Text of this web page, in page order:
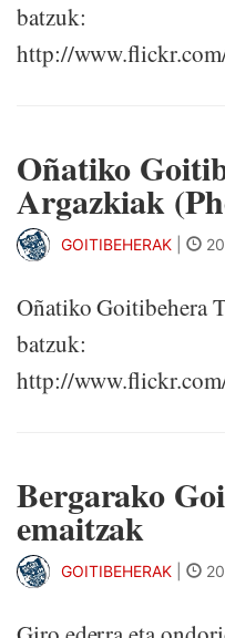
batzuk:
http://
Oñatiko
Argazkiak
GOITIBEHERAK
Oñatiko Goitibehera
batzuk:
http://
Bergarako
emaitzak
GOITIBEHERAK